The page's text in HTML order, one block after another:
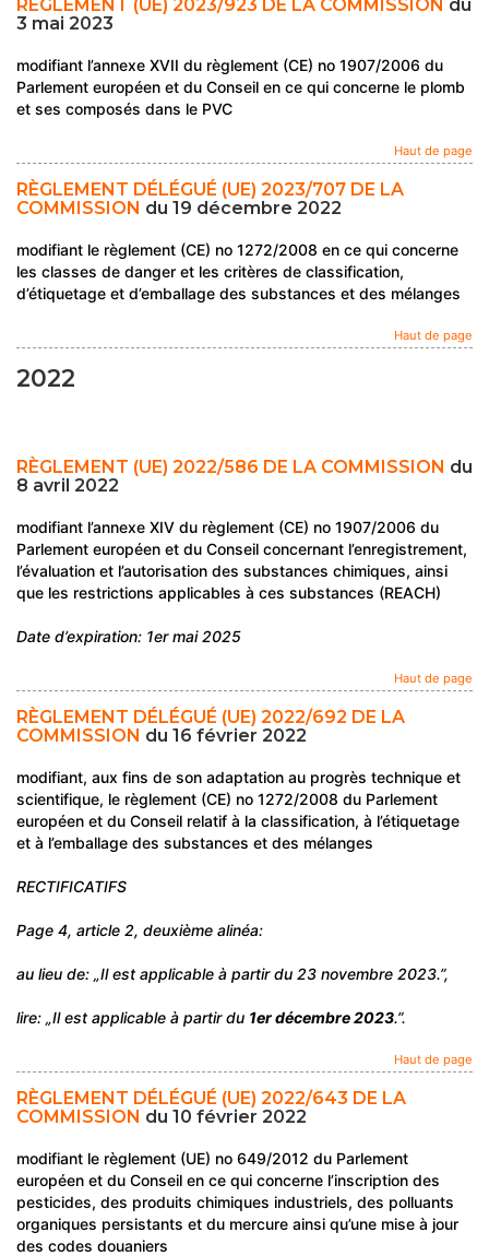
RÈGLEMENT (UE) 2023/923 DE LA COMMISSION du
3 mai 2023
modifiant l’annexe XVII du règlement (CE) no 1907/2006 du
Parlement européen et du Conseil en ce qui concerne le plomb
et ses composés dans le PVC
Haut de page
RÈGLEMENT DÉLÉGUÉ (UE) 2023/707 DE LA
COMMISSION du 19 décembre 2022
modifiant le règlement (CE) no 1272/2008 en ce qui concerne
les classes de danger et les critères de classification,
d’étiquetage et d’emballage des substances et des mélanges
Haut de page
2022
RÈGLEMENT (UE) 2022/586 DE LA COMMISSION du
8 avril 2022
modifiant l’annexe XIV du règlement (CE) no 1907/2006 du
Parlement européen et du Conseil concernant l’enregistrement,
l’évaluation et l’autorisation des substances chimiques, ainsi
que les restrictions applicables à ces substances (REACH)
Date d’expiration: 1er mai 2025
Haut de page
RÈGLEMENT DÉLÉGUÉ (UE) 2022/692 DE LA
COMMISSION du 16 février 2022
modifiant, aux fins de son adaptation au progrès technique et
scientifique, le règlement (CE) no 1272/2008 du Parlement
européen et du Conseil relatif à la classification, à l’étiquetage
et à l’emballage des substances et des mélanges
RECTIFICATIFS
Page 4, article 2, deuxième alinéa:
au lieu de: „Il est applicable à partir du 23 novembre 2023.”,
lire: „Il est applicable à partir du 1er décembre 2023.”.
Haut de page
RÈGLEMENT DÉLÉGUÉ (UE) 2022/643 DE LA
COMMISSION du 10 février 2022
modifiant le règlement (UE) no 649/2012 du Parlement
européen et du Conseil en ce qui concerne l’inscription des
pesticides, des produits chimiques industriels, des polluants
organiques persistants et du mercure ainsi qu’une mise à jour
des codes douaniers